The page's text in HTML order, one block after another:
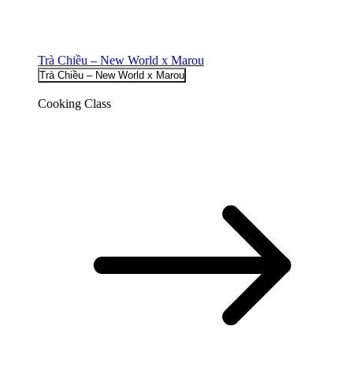
Trà Chiều – New World x Marou
Trà Chiều – New World x Marou
Cooking Class